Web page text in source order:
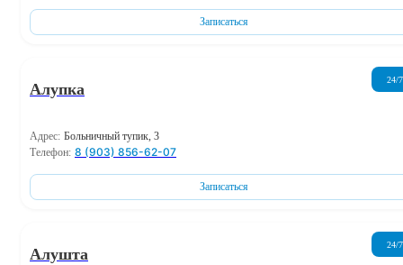
Записаться
Алупка
24/7
Адрес: Больничный тупик, 3
Телефон: 8 (903) 856-62-07
Записаться
Алушта
24/7